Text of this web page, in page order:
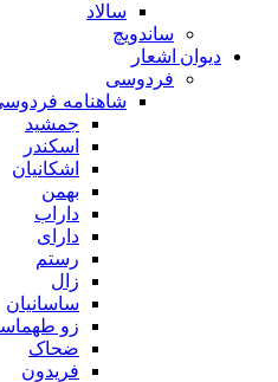
سالاد
ساندویچ
دیوان اشعار
فردوسی
شاهنامه
جمشید
اسکندر
اشکانیان
بهمن
داراب
دارای
رستم
زال
ساسانیان
زو
ضحاک
فریدون